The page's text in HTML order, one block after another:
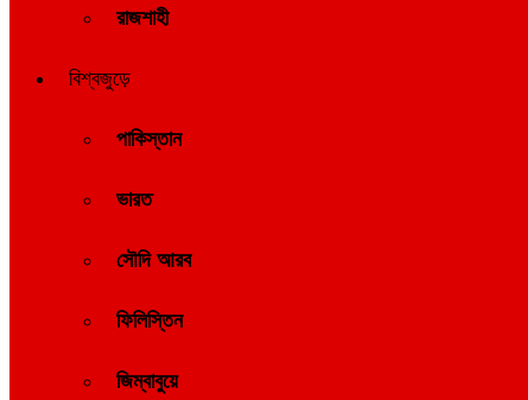
রাজশাহী
বিশ্বজুড়ে
পাকিস্তান
ভারত
সৌদি আরব
ফিলিস্তিন
জিম্বাবুয়ে